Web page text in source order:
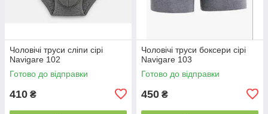
Чоловічі труси сліпи сірі
Navigare 102
Готово до відправки
410 ₴
Чоловічі труси боксери сірі
Navigare 103
Готово до відправки
450 ₴